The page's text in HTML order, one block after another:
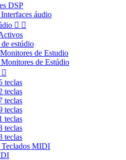
DSP
áudio
 
estúdio
de Estudio
de Estúdio

teclas
teclas
teclas
teclas
teclas
teclas
teclas
Teclados MIDI